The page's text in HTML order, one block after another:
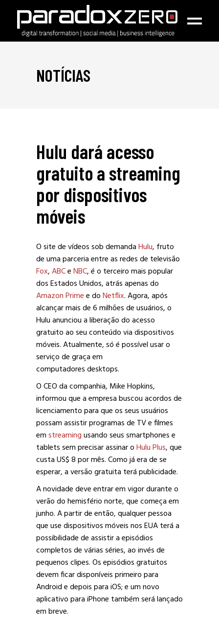
NOTÍCIAS
Hulu dará acesso
gratuito a streaming
por dispositivos
móveis
O site de vídeos sob demandaHulu, fruto
de uma parceria entre as redes de televisão
Fox,ABCeNBC, é o terceiro mais popular
dos Estados Unidos, atrás apenas do
Amazon Primee doNetflix. Agora, após
alcançar mais de 6 milhões de usuários, o
Hulu anunciou a liberação do acesso
gratuito ao seu conteúdo via dispositivos
móveis. Atualmente, só é possível usar o
serviço de graça em
computadores desktops.
O CEO da companhia, Mike Hopkins,
informou que a empresa buscou acordos de
licenciamento para que os seus usuários
possam assistir programas de TV e filmes
emstreamingusando seus smartphones e
tablets sem precisar assinar oHulu Plus, que
custa US$ 8 por mês. Como já era de se
esperar, a versão gratuita terá publicidade.
A novidade deve entrar em vigor durante o
verão do hemisfério norte, que começa em
junho. A partir de então, qualquer pessoa
que use dispositivos móveis nos EUA terá a
possibilidade de assistir a episódios
completos de várias séries, ao invés de
pequenos clipes. Os episódios gratuitos
devem ficar disponíveis primeiro para
Android e depois para iOS; e um novo
aplicativo para iPhone também será lançado
em breve.